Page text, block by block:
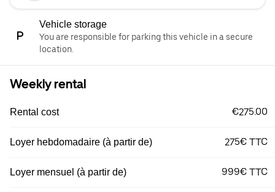
Vehicle storage
You are responsible for parking this vehicle in a secure
location.
Weekly rental
Rental cost €275.00
Loyer hebdomadaire (à partir de) 275€ TTC
Loyer mensuel (à partir de) 999€ TTC